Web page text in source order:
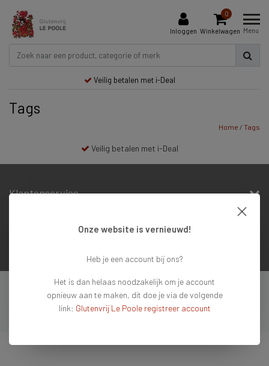
Inloggen
0
Winkelwagen Menu
Veilig betalen met i-Deal
Tags
Home / Tags
Veilig betalen met i-Deal
Klantenservice
Copyright © 2026 - De #1 glutenvrije webshop van Nederland & Belgie - All rights
reserved - Theme byInStijl Media
Onze website is vernieuwd!
Heb je een account bij ons?
Het is dan helaas noodzakelijk om je account
opnieuw aan te maken, dit doe je via de volgende
link: Glutenvrij Le Poole registreer account